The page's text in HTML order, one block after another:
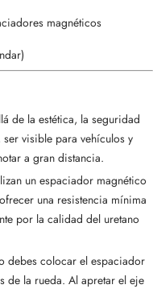
magnéticos
de la estética, la seguridad
visible para vehículos y
a gran distancia.
un espaciador magnético
una resistencia mínima
por la calidad del uretano
debes colocar el espaciador
de la rueda. Al apretar el eje